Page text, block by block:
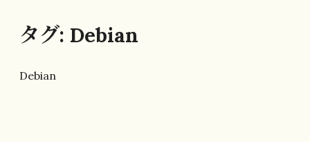
タグ: Debian
Debian